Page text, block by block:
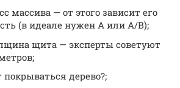
массива — от этого зависит его
(в идеале нужен А или А/В);
щита — эксперты советуют
дерево?;